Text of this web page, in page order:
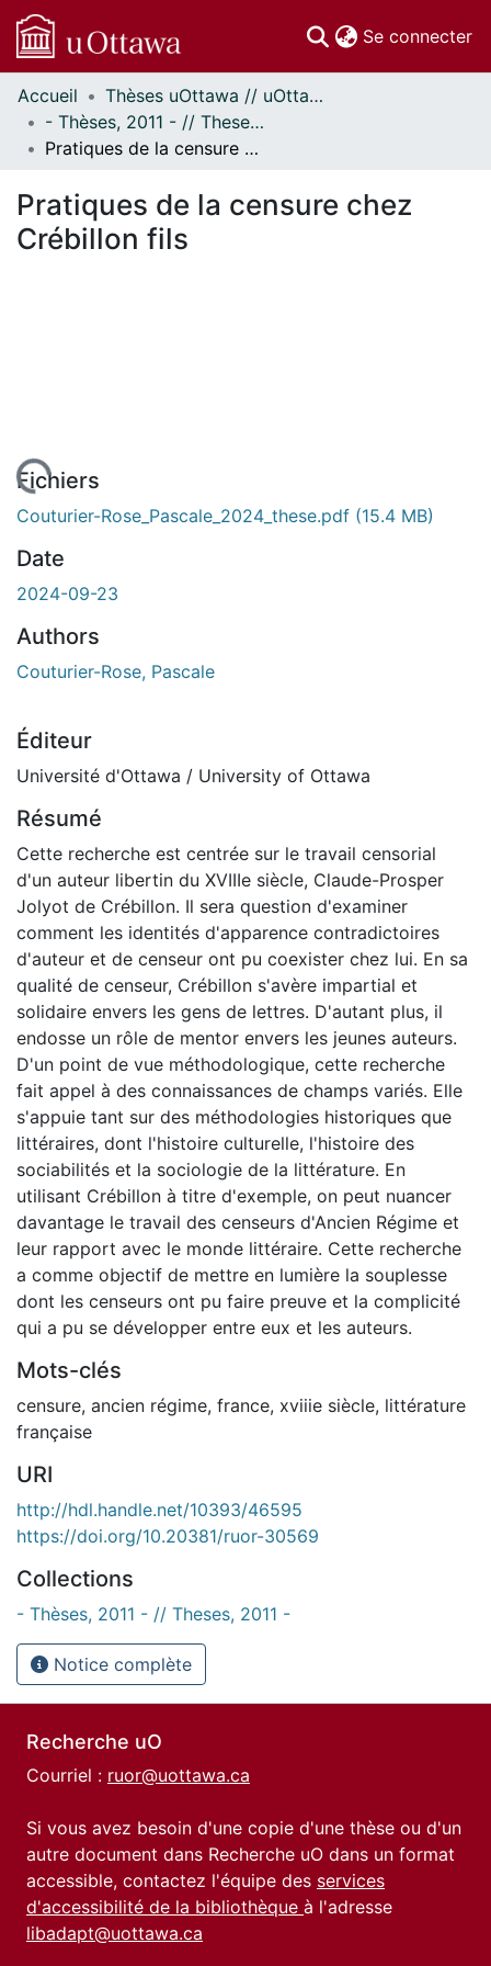
Se connecter
Communautés
et collections
Parcourir
À propos
Accueil
Thèses uOttawa // uOttawa Theses
- Thèses, 2011 - // Theses, 2011 -
Pratiques de la censure chez Crébillon fils
Pratiques de la censure chez
Crébillon fils
Fichiers
Couturier-Rose_Pascale_2024_these.pdf (15.4 MB)
Date
2024-09-23
Authors
Couturier-Rose, Pascale
Éditeur
Université d'Ottawa / University of Ottawa
Résumé
Cette recherche est centrée sur le travail censorial
d'un auteur libertin du XVIIIe siècle, Claude-Prosper
Jolyot de Crébillon. Il sera question d'examiner
comment les identités d'apparence contradictoires
d'auteur et de censeur ont pu coexister chez lui. En sa
qualité de censeur, Crébillon s'avère impartial et
solidaire envers les gens de lettres. D'autant plus, il
endosse un rôle de mentor envers les jeunes auteurs.
D'un point de vue méthodologique, cette recherche
fait appel à des connaissances de champs variés. Elle
s'appuie tant sur des méthodologies historiques que
littéraires, dont l'histoire culturelle, l'histoire des
sociabilités et la sociologie de la littérature. En
utilisant Crébillon à titre d'exemple, on peut nuancer
davantage le travail des censeurs d'Ancien Régime et
leur rapport avec le monde littéraire. Cette recherche
a comme objectif de mettre en lumière la souplesse
dont les censeurs ont pu faire preuve et la complicité
qui a pu se développer entre eux et les auteurs.
Mots-clés
censure, ancien régime, france, xviiie siècle, littérature
française
URI
http://hdl.handle.net/10393/46595
https://doi.org/10.20381/ruor-30569
Collections
- Thèses, 2011 - // Theses, 2011 -
Notice complète
Recherche uO
Courriel : ruor@uottawa.ca
Si vous avez besoin d'une copie d'une thèse ou d'un
autre document dans Recherche uO dans un format
accessible, contactez l'équipe des services
d'accessibilité de la bibliothèque à l'adresse
libadapt@uottawa.ca